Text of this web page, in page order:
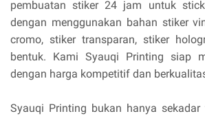
pembuatan stiker 24 jam untuk
dengan menggunakan bahan stiker
cromo, stiker transparan, stiker
bentuk. Kami Syauqi Printing siap
dengan harga kompetitif dan
Syauqi Printing bukan hanya sekadar